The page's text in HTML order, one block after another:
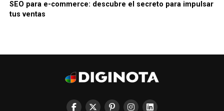
SEO para e-commerce: descubre el secreto para impulsar
tus ventas